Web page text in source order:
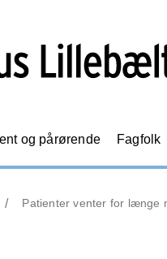
og pårørende Fagfolk
Patienter venter for længe